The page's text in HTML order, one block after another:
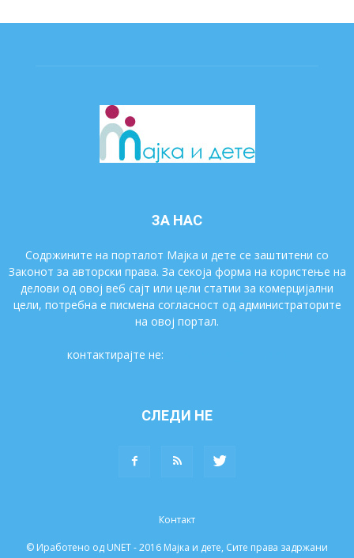
ЗА НАС
Содржините на порталот Мајка и дете се заштитени со
Законот за авторски права. За секоја форма на користење на
делови од овој веб сајт или цели статии за комерцијални
цели, потребна е писмена согласност од администраторите
на овој портал.
контактирајте не:
СЛЕДИ НЕ
Контакт
© Иработено од UNET - 2016 Мајка и дете, Сите права задржани